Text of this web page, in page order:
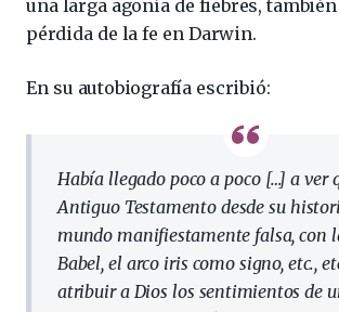
una larga agonía de fiebres, también
pérdida de la fe en Darwin.
En su autobiografía escribió:
Había llegado poco a poco […] a ver
Antiguo Testamento desde su
mundo manifiestamente falsa, con
Babel, el arco iris como signo, etc.,
atribuir a Dios los sentimientos de